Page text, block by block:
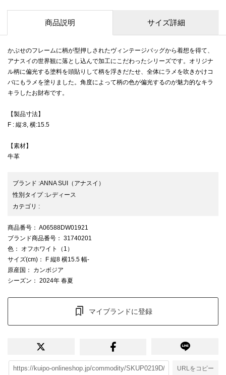
商品説明 サイズ詳細
かぶせのフレームに柄が型押しされたヴィンテージバッグから着想を得て、
アナスイの世界観に落とし込んで加工にこだわったシリーズです。オリジナ
ル柄に偏光する塗料を頭貼りして柄を浮きだたせ、全体にラメを吹きかけコ
バにもラメを塗りました。角度によって柄の色が偏光するのが魅力的なキラ
キラしたお財布です。
【製品寸法】
F : 縦:8, 横:15.5
【素材】
牛革
ブランド :ANNA SUI （アナスイ）
性別タイプ:レディース
カテゴリ :
商品番号 ： A06588DW01921
ブランド商品番号 ： 31740201
色 ： オフホワイト（1）
サイズ(cm) ： F 縦8 横15.5 幅-
原産国 ： カンボジア
シーズン ： 2024年 春夏
マイブランドに登録
URLをコピー